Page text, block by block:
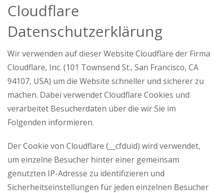
Cloudflare
Datenschutzerklärung
Wir verwenden auf dieser Website Cloudflare der Firma
Cloudflare, Inc. (101 Townsend St., San Francisco, CA
94107, USA) um die Website schneller und sicherer zu
machen. Dabei verwendet Cloudflare Cookies und
verarbeitet Besucherdaten über die wir Sie im
Folgenden informieren.
Der Cookie von Cloudflare (__cfduid) wird verwendet,
um einzelne Besucher hinter einer gemeinsam
genutzten IP-Adresse zu identifizieren und
Sicherheitseinstellungen für jeden einzelnen Besucher